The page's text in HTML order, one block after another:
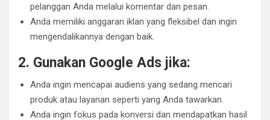
pelanggan Anda melalui komentar dan pesan.
Anda memiliki anggaran iklan yang fleksibel dan ingin
mengendalikannya dengan baik.
2. Gunakan Google Ads jika:
Anda ingin mencapai audiens yang sedang mencari
produk atau layanan seperti yang Anda tawarkan.
Anda ingin fokus pada konversi dan mendapatkan hasil